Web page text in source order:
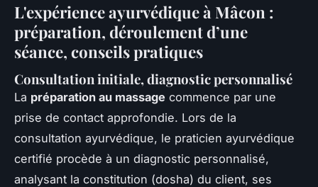
L'expérience ayurvédique à Mâcon :
préparation, déroulement d’une
séance, conseils pratiques
Consultation initiale, diagnostic personnalisé
La préparation au massage commence par une
prise de contact approfondie. Lors de la
consultation ayurvédique, le praticien ayurvédique
certifié procède à un diagnostic personnalisé,
analysant la constitution (dosha) du client, ses